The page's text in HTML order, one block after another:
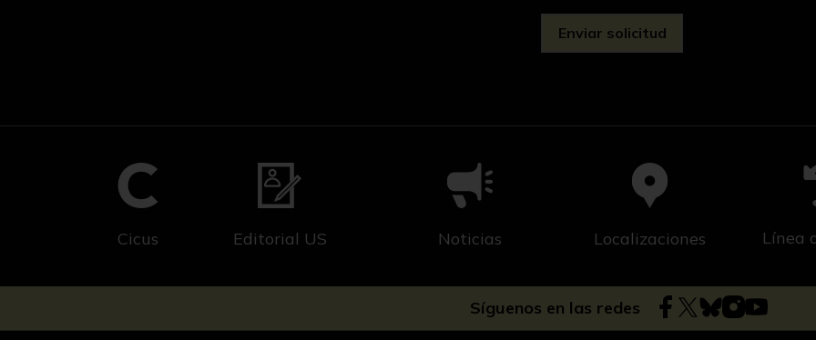
Cicus Editorial US Noticias Localizaciones Línea
Síguenos en las redes